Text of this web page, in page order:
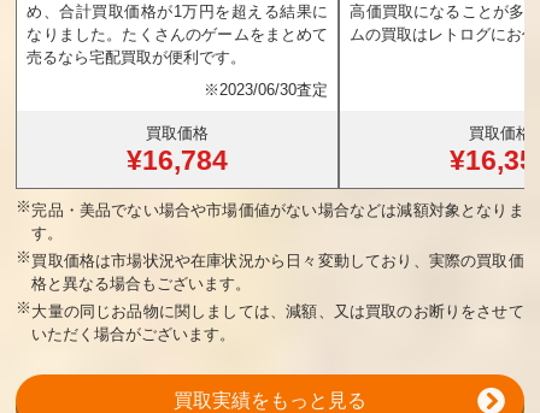
め、合計買取価格が1万円を超える結果に
なりました。たくさんのゲームをまとめて
売るなら宅配買取が便利です。
※2023/06/30査定
買取価格
¥16,784
高価買取になることが多
ムの買取はレトログにお
買取価格
※完品・美品でない場合や市場価値がない場合などは減額対象となりま
す。
※ 買取価格は市場状況や在庫状況から日々変動しており、実際の買取価
格と異なる場合もございます。
※ 大量の同じお品物に関しましては、減額、又は買取のお断りをさせて
いただく場合がございます。
買取実績をもっと見る